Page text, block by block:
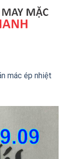
mác ép nhiệt